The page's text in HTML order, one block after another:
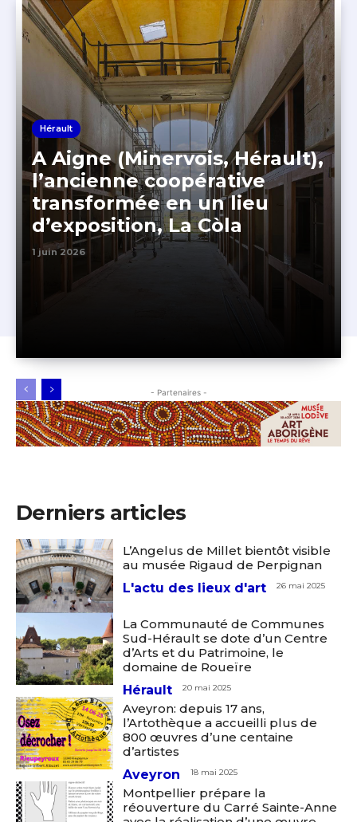
Hérault
A Aigne (Minervois, Hérault),
l’ancienne coopérative
transformée en un lieu
d’exposition, La Còla
1 juin 2026
- Partenaires -
Derniers articles
L’Angelus de Millet bientôt visible
au musée Rigaud de Perpignan
L'actu des lieux d'art
26 mai 2025
La Communauté de Communes
Sud-Hérault se dote d’un Centre
d’Arts et du Patrimoine, le
domaine de Roueïre
Hérault
20 mai 2025
Aveyron: depuis 17 ans,
l’Artothèque a accueilli plus de
800 œuvres d’une centaine
d’artistes
Aveyron
18 mai 2025
Montpellier prépare la
réouverture du Carré Sainte-Anne